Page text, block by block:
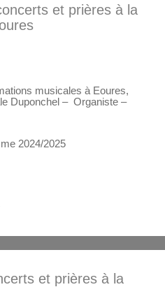
et prières à la
musicales à Eoures,
Duponchel – Organiste –
et prières à la